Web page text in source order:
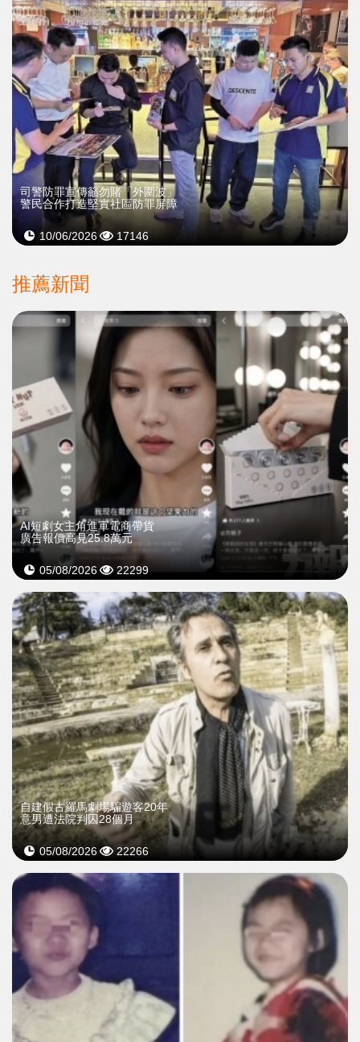
司警防罪宣傳籲勿賭「外圍波」
警民合作打造堅實社區防罪屏障
10/06/2026 17146
推薦新聞
AI短劇女主角進軍電商帶貨
廣告報價高見25.8萬元
05/08/2026 22299
自建假古羅馬劇場騙遊客20年
意男遭法院判囚28個月
05/08/2026 22266